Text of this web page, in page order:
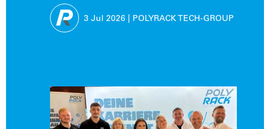
INDIVIDUALENTWICKLUNG
3 Jul 2026 POLYRACK TECH-GROUP